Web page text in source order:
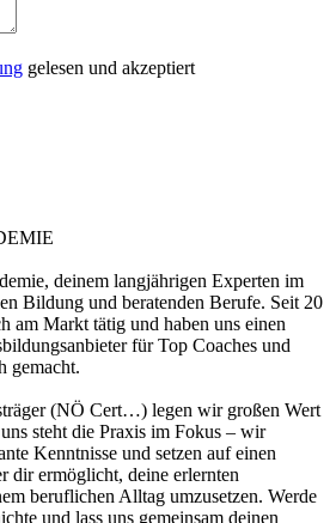
gelesen und akzeptiert
deinem langjährigen Experten im
Bildung und beratenden Berufe. Seit 20
am Markt tätig und haben uns einen
für Top Coaches und
gemacht.
(NÖ Cert…) legen wir großen Wert
steht die Praxis im Fokus – wir
Kenntnisse und setzen auf einen
dir ermöglicht, deine erlernten
beruflichen Alltag umzusetzen. Werde
und lass uns gemeinsam deinen